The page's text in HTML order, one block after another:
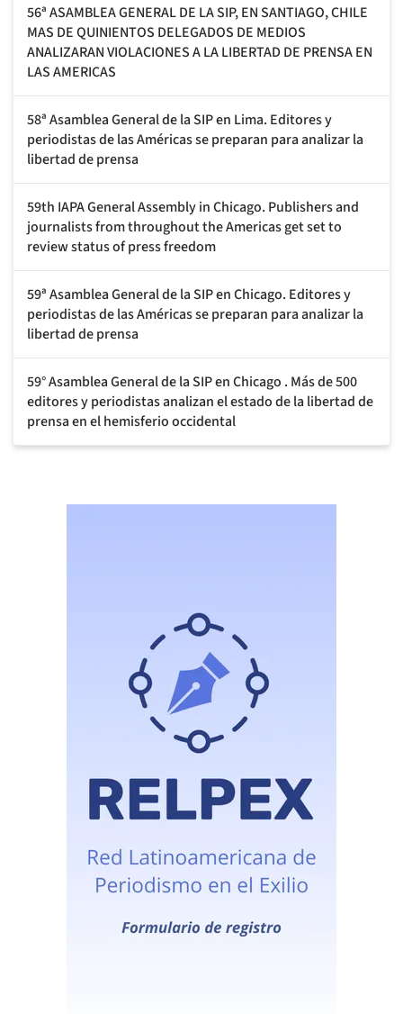
56ª ASAMBLEA GENERAL DE LA SIP, EN SANTIAGO, CHILE
MAS DE QUINIENTOS DELEGADOS DE MEDIOS
ANALIZARAN VIOLACIONES A LA LIBERTAD DE PRENSA EN
LAS AMERICAS
58ª Asamblea General de la SIP en Lima. Editores y
periodistas de las Américas se preparan para analizar la
libertad de prensa
59th IAPA General Assembly in Chicago. Publishers and
journalists from throughout the Americas get set to
review status of press freedom
59ª Asamblea General de la SIP en Chicago. Editores y
periodistas de las Américas se preparan para analizar la
libertad de prensa
59° Asamblea General de la SIP en Chicago . Más de 500
editores y periodistas analizan el estado de la libertad de
prensa en el hemisferio occidental